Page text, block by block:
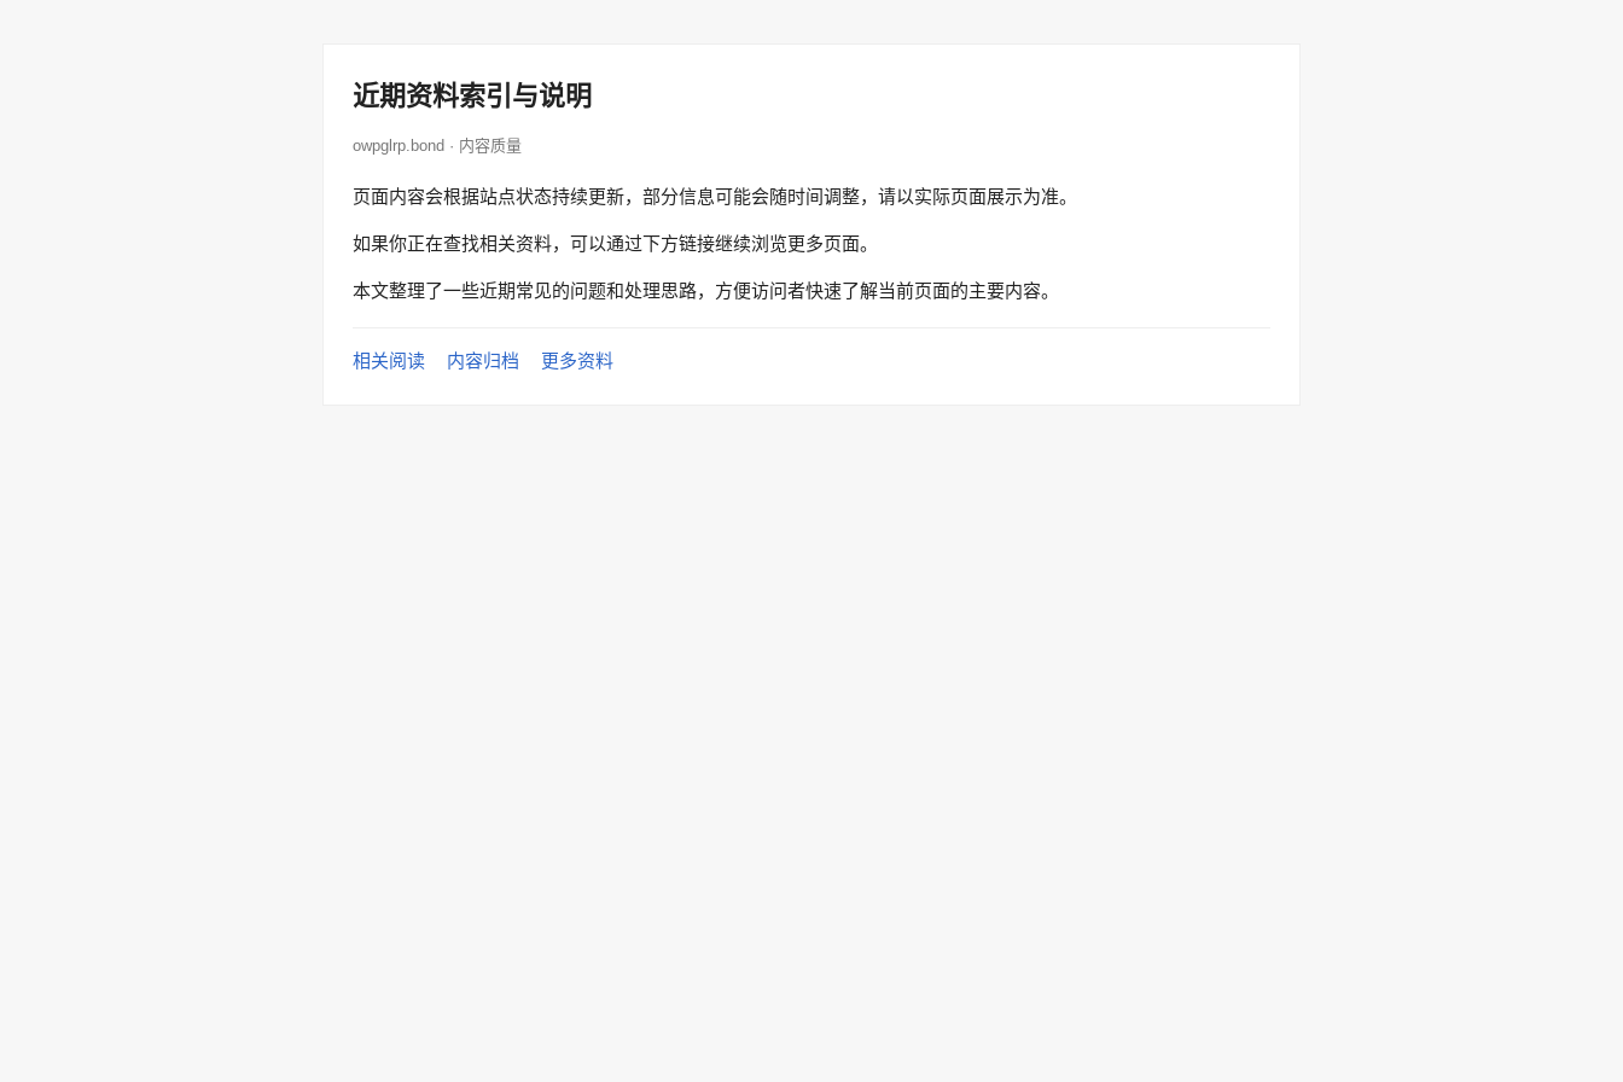
近期资料索引与说明
owpglrp.bond · 内容质量
页面内容会根据站点状态持续更新，部分信息可能会随时间调整，请以实际页面展示为准。
如果你正在查找相关资料，可以通过下方链接继续浏览更多页面。
本文整理了一些近期常见的问题和处理思路，方便访问者快速了解当前页面的主要内容。
相关阅读 内容归档 更多资料